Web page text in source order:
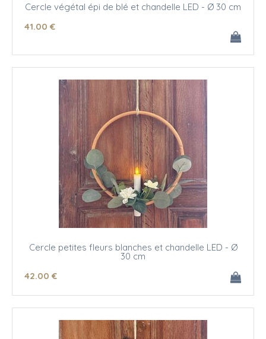
Cercle végétal épi de blé et chandelle LED - Ø 30 cm
41.00 €
Cercle petites fleurs blanches et chandelle LED - Ø
30 cm
42.00 €